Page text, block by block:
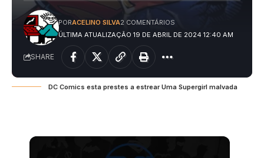
ÚLTIMA ATUALIZAÇÃO 19 DE ABRIL DE 2024 12:40 AM
PORACELINO SILVA2 COMENTÁRIOS
SHARE
DC Comics esta prestes a estrear Uma Supergirl malvada